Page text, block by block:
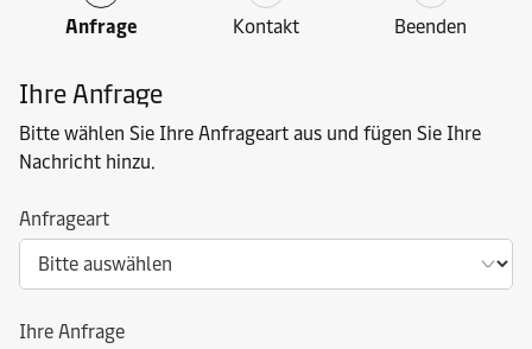
Anfrage Kontakt Beenden
Ihre Anfrage
Bitte wählen Sie Ihre Anfrageart aus und fügen Sie Ihre
Nachricht hinzu.
Anfrageart
Ihre Anfrage